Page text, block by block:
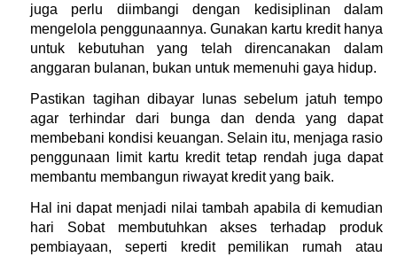
juga perlu diimbangi dengan kedisiplinan dalam
mengelola penggunaannya. Gunakan kartu kredit hanya
untuk kebutuhan yang telah direncanakan dalam
anggaran bulanan, bukan untuk memenuhi gaya hidup.
Pastikan tagihan dibayar lunas sebelum jatuh tempo
agar terhindar dari bunga dan denda yang dapat
membebani kondisi keuangan. Selain itu, menjaga rasio
penggunaan limit kartu kredit tetap rendah juga dapat
membantu membangun riwayat kredit yang baik.
Hal ini dapat menjadi nilai tambah apabila di kemudian
hari Sobat membutuhkan akses terhadap produk
pembiayaan, seperti kredit pemilikan rumah atau